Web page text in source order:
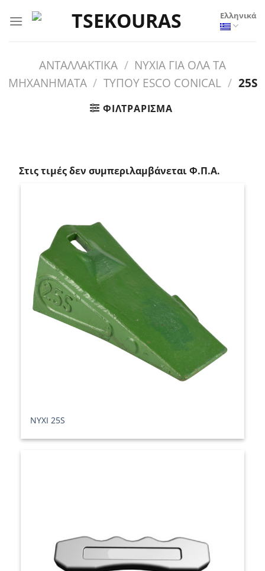
στο
Ελληνικά
ΑΝΤΑΛΛΑΚΤΙΚΑ / ΝΥΧΙΑ ΓΙΑ ΟΛΑ ΤΑ
ΜΗΧΑΝΗΜΑΤΑ / ΤΥΠΟΥ ESCO CONICAL / 25S
ΦΙΛΤΡΆΡΙΣΜΑ
Στις τιμές δεν συμπεριλαμβάνεται Φ.Π.Α.
ΝΥΧΙ 25S